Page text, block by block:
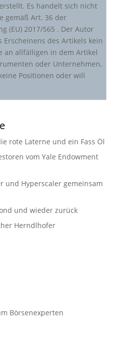
Es handelt sich nicht
gemäß Art. 36 der
(EU) 2017/565 . Der Autor
des Artikels kein
an allfälligen in dem Artikel
oder Unternehmen,
Positionen oder will
rote Laterne und ein Fass Öl
vom Yale Endowment
und Hyperscaler gemeinsam
und wieder zurück
Herndlhofer
Börsenexperten